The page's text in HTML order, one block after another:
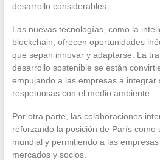
desarrollo considerables.
Las nuevas tecnologías, como la
blockchain, ofrecen oportunidades
que sepan innovar y adaptarse. La
desarrollo sostenible se están
empujando a las empresas a integrar
respetuosas con el medio ambiente.
Por otra parte, las colaboraciones
reforzando la posición de París como
mundial y permitiendo a las
mercados y socios.